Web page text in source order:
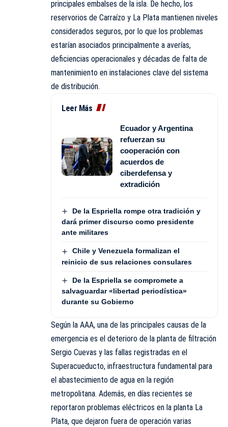
principales embalses de la isla. De hecho, los
reservorios de Carraízo y La Plata mantienen niveles
considerados seguros, por lo que los problemas
estarían asociados principalmente a averías,
deficiencias operacionales y décadas de falta de
mantenimiento en instalaciones clave del sistema
de distribución.
Leer Más
Ecuador y Argentina
refuerzan su
cooperación con
acuerdos de
ciberdefensa y
extradición
De la Espriella rompe otra tradición y
dará primer discurso como presidente
ante militares
Chile y Venezuela formalizan el
reinicio de sus relaciones consulares
De la Espriella se compromete a
salvaguardar «libertad periodística»
durante su Gobierno
Según la AAA, una de las principales causas de la
emergencia es el deterioro de la planta de filtración
Sergio Cuevas y las fallas registradas en el
Superacueducto, infraestructura fundamental para
el abastecimiento de agua en la región
metropolitana. Además, en días recientes se
reportaron problemas eléctricos en la planta La
Plata, que dejaron fuera de operación varias